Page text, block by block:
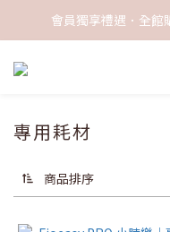
會員獨享禮遇．全館
專用耗材
商品排序